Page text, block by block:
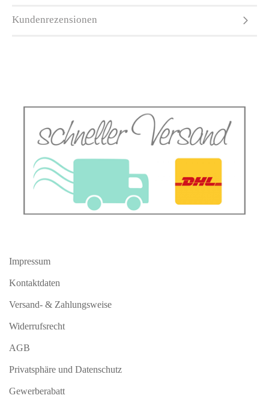
Kundenrezensionen
Impressum
Kontaktdaten
Versand- & Zahlungsweise
Widerrufsrecht
AGB
Privatsphäre und Datenschutz
Gewerberabatt